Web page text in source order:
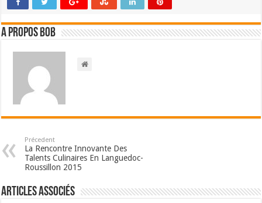
A propos bOb
Précedent
La Rencontre Innovante Des
Talents Culinaires En Languedoc-
Roussillon 2015
Articles associés